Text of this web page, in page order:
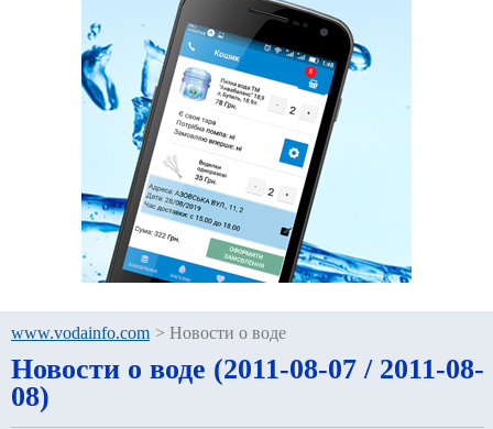
www.vodainfo.com > Новости о воде
Новости о воде (2011-08-07 / 2011-08-
08)